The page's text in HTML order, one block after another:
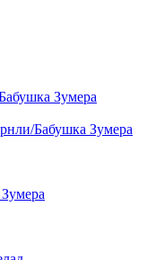
Зумера
Бабушка Зумера